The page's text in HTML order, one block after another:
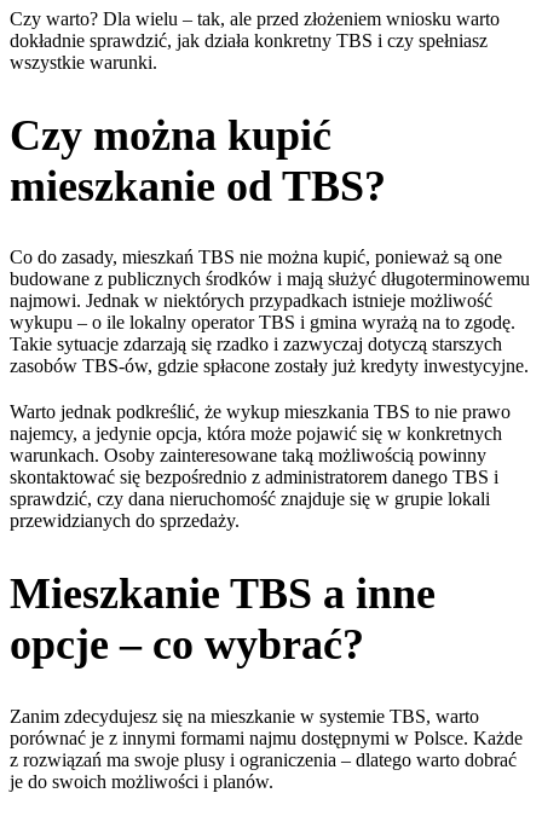
Czy warto? Dla wielu – tak, ale przed złożeniem wniosku warto
dokładnie sprawdzić, jak działa konkretny TBS i czy spełniasz
wszystkie warunki.
Czy można kupić
mieszkanie od TBS?
Co do zasady, mieszkań TBS nie można kupić, ponieważ są one
budowane z publicznych środków i mają służyć długoterminowemu
najmowi. Jednak w niektórych przypadkach istnieje możliwość
wykupu – o ile lokalny operator TBS i gmina wyrażą na to zgodę.
Takie sytuacje zdarzają się rzadko i zazwyczaj dotyczą starszych
zasobów TBS-ów, gdzie spłacone zostały już kredyty inwestycyjne.
Warto jednak podkreślić, że wykup mieszkania TBS to nie prawo
najemcy, a jedynie opcja, która może pojawić się w konkretnych
warunkach. Osoby zainteresowane taką możliwością powinny
skontaktować się bezpośrednio z administratorem danego TBS i
sprawdzić, czy dana nieruchomość znajduje się w grupie lokali
przewidzianych do sprzedaży.
Mieszkanie TBS a inne
opcje – co wybrać?
Zanim zdecydujesz się na mieszkanie w systemie TBS, warto
porównać je z innymi formami najmu dostępnymi w Polsce. Każde
z rozwiązań ma swoje plusy i ograniczenia – dlatego warto dobrać
je do swoich możliwości i planów.